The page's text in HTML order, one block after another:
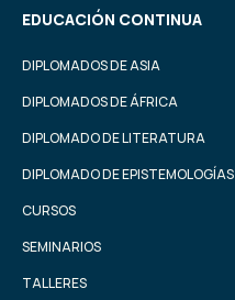
EDUCACIÓN CONTINUA
DIPLOMADOS DE ASIA
DIPLOMADOS DE ÁFRICA
DIPLOMADO DE LITERATURA
DIPLOMADO DE EPISTEMOLOGÍAS
CURSOS
SEMINARIOS
TALLERES